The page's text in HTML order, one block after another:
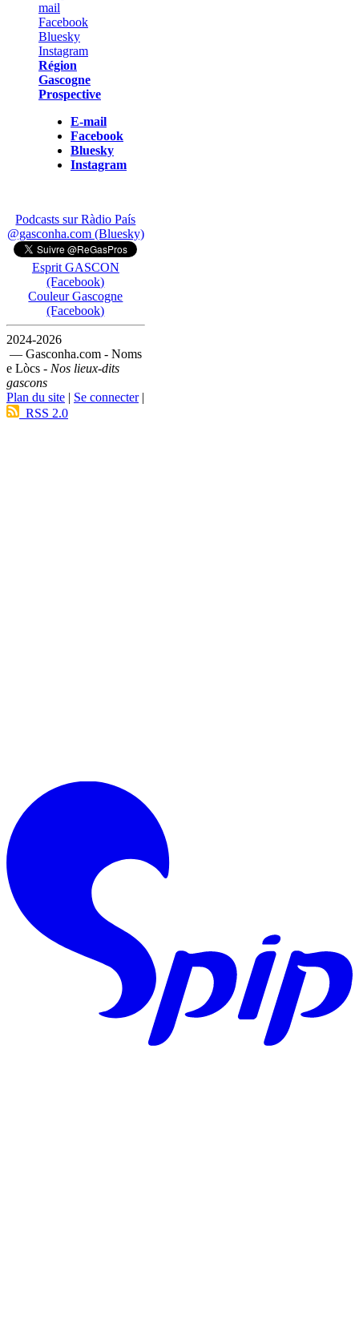
Région
Gascogne
Prospective
E-mail
Facebook
Bluesky
Instagram
Podcasts sur Ràdio País
@gasconha.com (Bluesky)
Esprit GASCON
(Facebook)
Couleur Gascogne
(Facebook)
2024-2026
— Gasconha.com - Noms
e Lòcs - Nos lieux-dits
gascons
Plan du site | Se connecter|
RSS 2.0